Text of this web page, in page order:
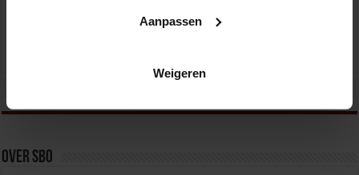
Aanpassen
Weigeren
Over sbo